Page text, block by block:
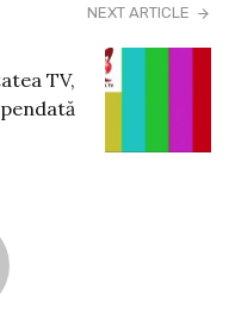
NEXT ARTICLE
TV,